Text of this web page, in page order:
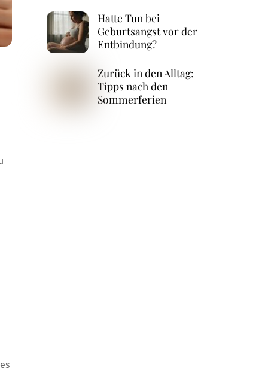
Hatte Tun bei
Geburtsangst vor der
Entbindung?
Zurück in den Alltag:
Tipps nach den
Sommerferien